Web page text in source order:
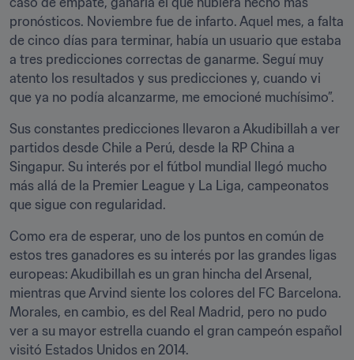
pronósticos. Noviembre fue de infarto. Aquel mes, a falta
de cinco días para terminar, había un usuario que estaba
a tres predicciones correctas de ganarme. Seguí muy
atento los resultados y sus predicciones y, cuando vi
que ya no podía alcanzarme, me emocioné muchísimo”.
Sus constantes predicciones llevaron a Akudibillah a ver
partidos desde Chile a Perú, desde la RP China a
Singapur. Su interés por el fútbol mundial llegó mucho
más allá de la Premier League y La Liga, campeonatos
que sigue con regularidad.
Como era de esperar, uno de los puntos en común de
estos tres ganadores es su interés por las grandes ligas
europeas: Akudibillah es un gran hincha del Arsenal,
mientras que Arvind siente los colores del FC Barcelona.
Morales, en cambio, es del Real Madrid, pero no pudo
ver a su mayor estrella cuando el gran campeón español
visitó Estados Unidos en 2014.